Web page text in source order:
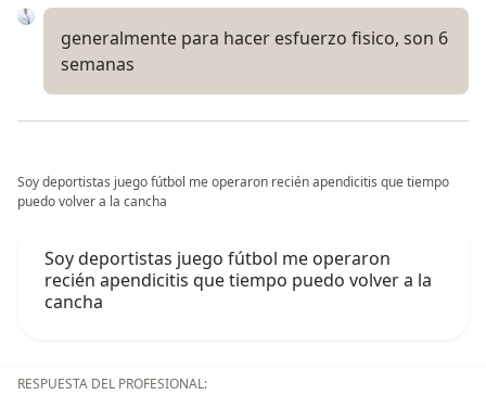
generalmente para hacer esfuerzo fisico, son 6
semanas
Soy deportistas juego fútbol me operaron recién apendicitis que tiempo
puedo volver a la cancha
Soy deportistas juego fútbol me operaron
recién apendicitis que tiempo puedo volver a la
cancha
RESPUESTA DEL PROFESIONAL: